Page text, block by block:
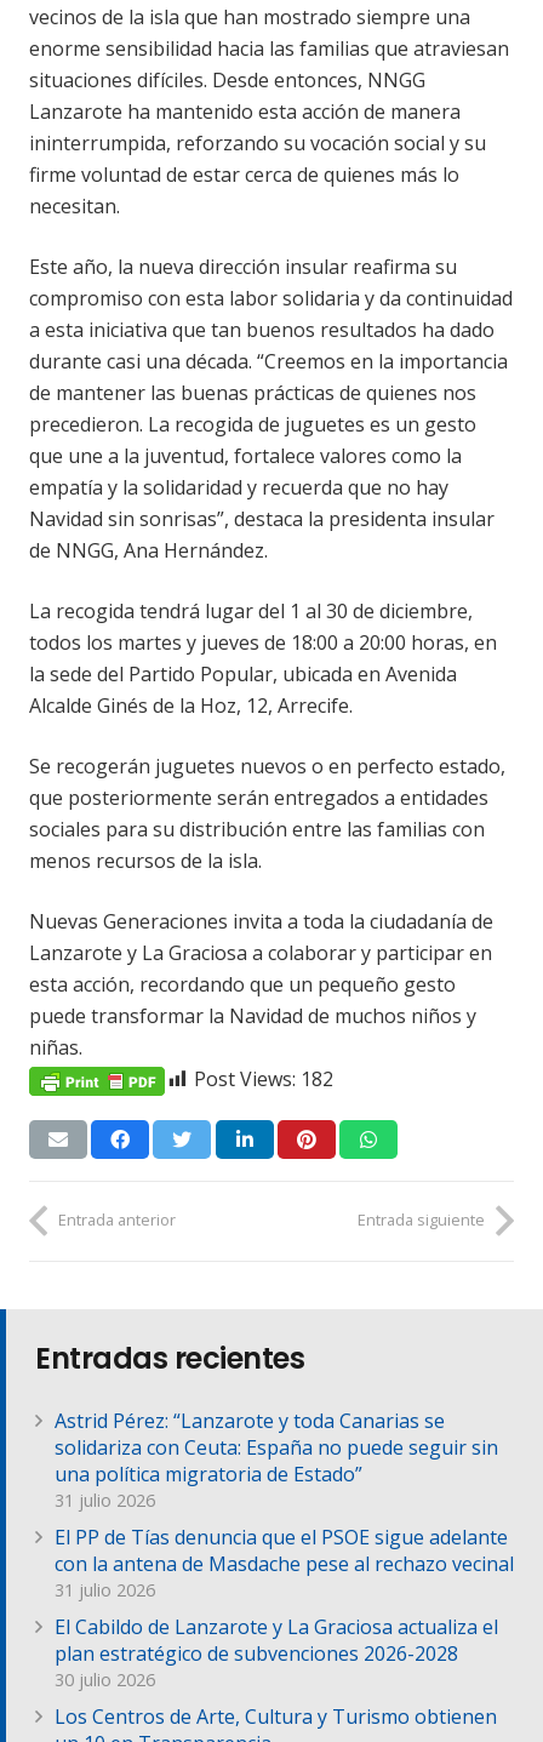
vecinos de la isla que han mostrado siempre una
enorme sensibilidad hacia las familias que atraviesan
situaciones difíciles. Desde entonces, NNGG
Lanzarote ha mantenido esta acción de manera
ininterrumpida, reforzando su vocación social y su
firme voluntad de estar cerca de quienes más lo
necesitan.
Este año, la nueva dirección insular reafirma su
compromiso con esta labor solidaria y da continuidad
a esta iniciativa que tan buenos resultados ha dado
durante casi una década. “Creemos en la importancia
de mantener las buenas prácticas de quienes nos
precedieron. La recogida de juguetes es un gesto
que une a la juventud, fortalece valores como la
empatía y la solidaridad y recuerda que no hay
Navidad sin sonrisas”, destaca la presidenta insular
de NNGG, Ana Hernández.
La recogida tendrá lugar del 1 al 30 de diciembre,
todos los martes y jueves de 18:00 a 20:00 horas, en
la sede del Partido Popular, ubicada en Avenida
Alcalde Ginés de la Hoz, 12, Arrecife.
Se recogerán juguetes nuevos o en perfecto estado,
que posteriormente serán entregados a entidades
sociales para su distribución entre las familias con
menos recursos de la isla.
Nuevas Generaciones invita a toda la ciudadanía de
Lanzarote y La Graciosa a colaborar y participar en
esta acción, recordando que un pequeño gesto
puede transformar la Navidad de muchos niños y
niñas.
Post Views: 182
Entrada anterior Entrada siguiente
Entradas recientes
Astrid Pérez: “Lanzarote y toda Canarias se
solidariza con Ceuta: España no puede seguir sin
una política migratoria de Estado”
31 julio 2026
El PP de Tías denuncia que el PSOE sigue adelante
con la antena de Masdache pese al rechazo vecinal
31 julio 2026
El Cabildo de Lanzarote y La Graciosa actualiza el
plan estratégico de subvenciones 2026-2028
30 julio 2026
Los Centros de Arte, Cultura y Turismo obtienen